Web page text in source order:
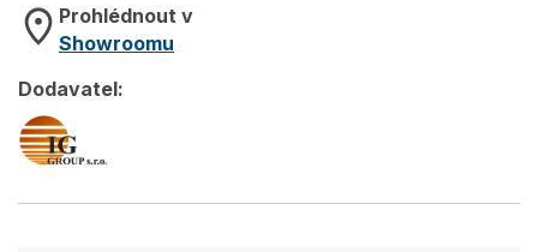
Prohlédnout v
Showroomu
Dodavatel: